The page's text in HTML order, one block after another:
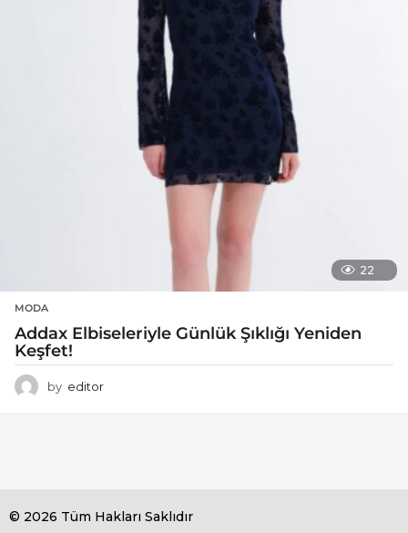
22
MODA
Addax Elbiseleriyle Günlük Şıklığı Yeniden
Keşfet!
by editor
© 2026 Tüm Hakları Saklıdır